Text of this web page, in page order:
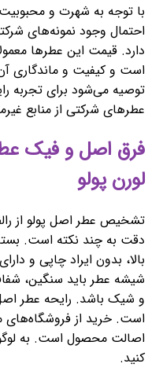
با توجه به شهرت و محبوبیت
احتمال وجود نمونه‌های
دارد. قیمت این عطرها
است و کیفیت و ماندگاری
توصیه می‌شود برای تجربه
عطرهای شرکتی از منابع
لورن پولو
تشخیص عطر اصل پولو از
دقت به چند نکته است.
بالا، بدون ایراد چاپی و
شیشه عطر باید سنگین،
و شیک باشد. رایحه عطر اصل
است. خرید از فروشگاه‌های
اصالت محصول است. به
کنید.